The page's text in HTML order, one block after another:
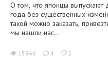
О том, что японцы выпускают
года без существенных
такой можно заказать,
мы нашли нас...
15966 4 2